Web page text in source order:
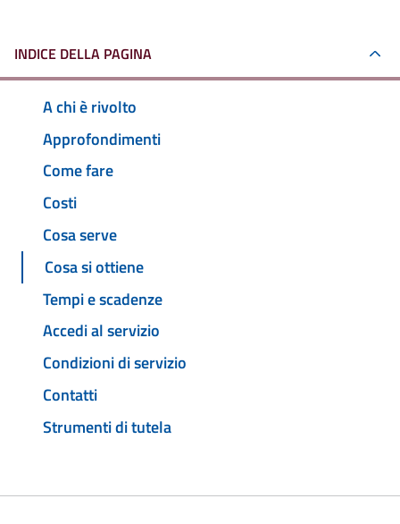
INDICE DELLA PAGINA
A chi è rivolto
Approfondimenti
Come fare
Costi
Cosa serve
Cosa si ottiene
Tempi e scadenze
Accedi al servizio
Condizioni di servizio
Contatti
Strumenti di tutela